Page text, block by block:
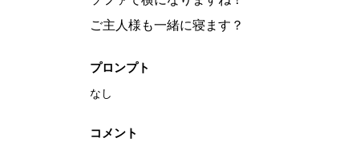
ご主人様も一緒に寝ます？
プロンプト
なし
コメント